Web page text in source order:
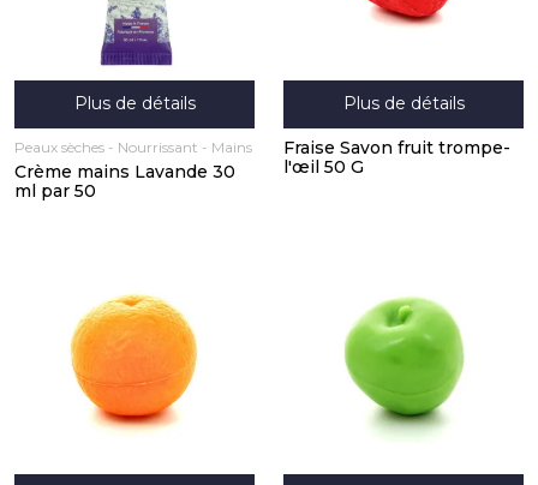
Plus de détails
Peaux sèches Nourrissant Mains
Crème mains Lavande 30
ml par 50
Plus de détails
Fraise Savon fruit trompe-
l'œil 50 G